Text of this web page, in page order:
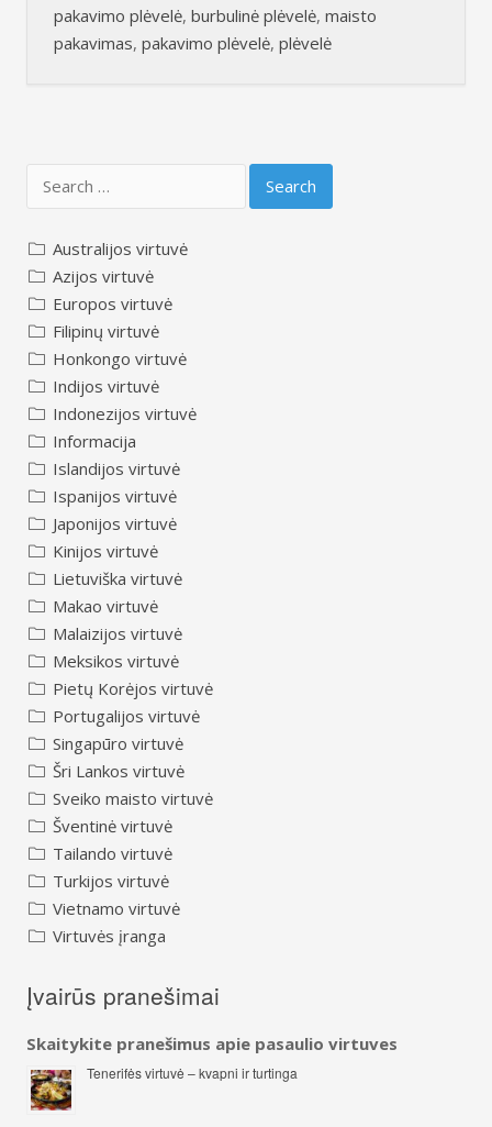
pakavimo plėvelė, burbulinė plėvelė, maisto
pakavimas, pakavimo plėvelė, plėvelė
for:
Australijos virtuvė
Azijos virtuvė
Europos virtuvė
Filipinų virtuvė
Honkongo virtuvė
Indijos virtuvė
Indonezijos virtuvė
Informacija
Islandijos virtuvė
Ispanijos virtuvė
Japonijos virtuvė
Kinijos virtuvė
Lietuviška virtuvė
Makao virtuvė
Malaizijos virtuvė
Meksikos virtuvė
Pietų Korėjos virtuvė
Portugalijos virtuvė
Singapūro virtuvė
Šri Lankos virtuvė
Sveiko maisto virtuvė
Šventinė virtuvė
Tailando virtuvė
Turkijos virtuvė
Vietnamo virtuvė
Virtuvės įranga
Įvairūs pranešimai
Skaitykite pranešimus apie pasaulio virtuves
Tenerifės virtuvė – kvapni ir turtinga